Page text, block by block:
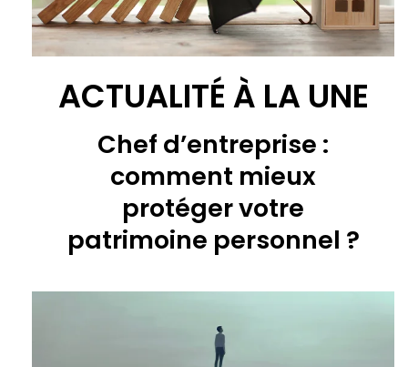
ACTUALITÉ À LA UNE
Chef d’entreprise :
comment mieux
protéger votre
patrimoine personnel ?